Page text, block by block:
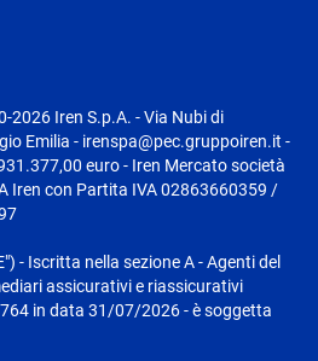
Iren S.p.A. - Via Nubi di
Emilia - irenspa@pec.gruppoiren.it -
euro - Iren Mercato società
Iren con Partita IVA 02863660359 /
- Iscritta nella sezione A - Agenti del
assicurativi e riassicurativi
in data 31/07/2026 - è soggetta